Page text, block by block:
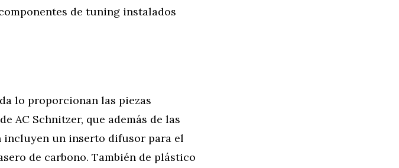
de tuning instalados
lo proporcionan las piezas
AC Schnitzer, que además de las
un inserto difusor para el
de carbono. También de plástico